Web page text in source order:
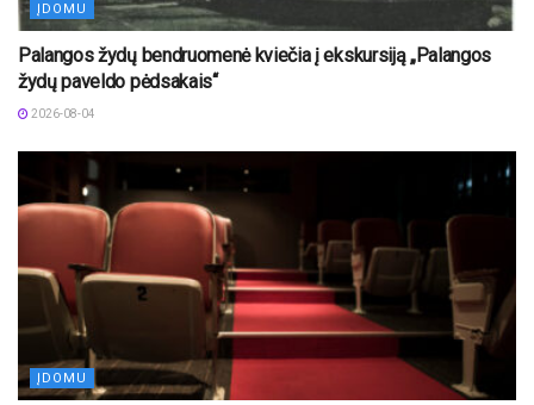
ĮDOMU
Palangos žydų bendruomenė kviečia į ekskursiją „Palangos
žydų paveldo pėdsakais“
2026-08-04
ĮDOMU